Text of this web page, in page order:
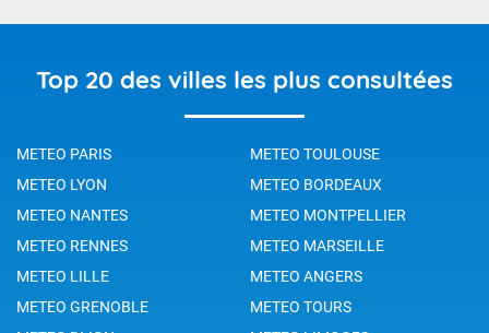
Top 20 des villes les plus consultées
METEO PARIS
METEO TOULOUSE
METEO LYON
METEO BORDEAUX
METEO NANTES
METEO MONTPELLIER
METEO RENNES
METEO MARSEILLE
METEO LILLE
METEO ANGERS
METEO GRENOBLE
METEO TOURS